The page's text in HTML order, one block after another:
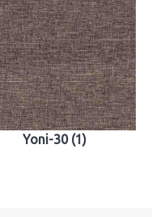
Yoni-30 (1)